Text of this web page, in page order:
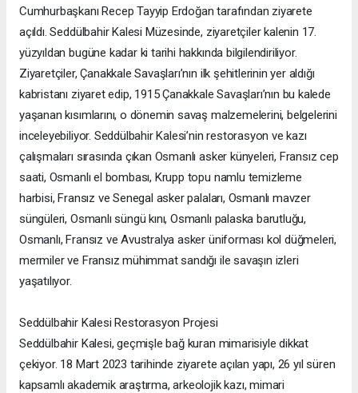
Cumhurbaşkanı Recep Tayyip Erdoğan tarafından ziyarete
açıldı. Seddülbahir Kalesi Müzesinde, ziyaretçiler kalenin 17.
yüzyıldan bugüne kadar ki tarihi hakkında bilgilendiriliyor.
Ziyaretçiler, Çanakkale Savaşları’nın ilk şehitlerinin yer aldığı
kabristanı ziyaret edip, 1915 Çanakkale Savaşları’nın bu kalede
yaşanan kısımlarını, o dönemin savaş malzemelerini, belgelerini
inceleyebiliyor. Seddülbahir Kalesi’nin restorasyon ve kazı
çalışmaları sırasında çıkan Osmanlı asker künyeleri, Fransız cep
saati, Osmanlı el bombası, Krupp topu namlu temizleme
harbisi, Fransız ve Senegal asker palaları, Osmanlı mavzer
süngüleri, Osmanlı süngü kını, Osmanlı palaska barutluğu,
Osmanlı, Fransız ve Avustralya asker üniforması kol düğmeleri,
mermiler ve Fransız mühimmat sandığı ile savaşın izleri
yaşatılıyor.
Seddülbahir Kalesi Restorasyon Projesi
Seddülbahir Kalesi, geçmişle bağ kuran mimarisiyle dikkat
çekiyor. 18 Mart 2023 tarihinde ziyarete açılan yapı, 26 yıl süren
kapsamlı akademik araştırma, arkeolojik kazı, mimari